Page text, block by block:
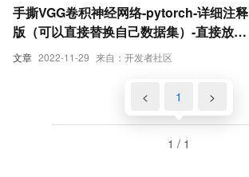
文章 2022-11-29 来自：开发者社区
手撕VGG卷积神经网络-pytorch-详细注释
版（可以直接替换自己数据集）-直接放置
自己的数据集就能直接跑。跑的代码有问
< 1 >
1 / 1